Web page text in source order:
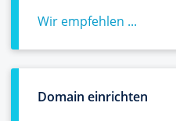
Wir empfehlen ...
Domain einrichten